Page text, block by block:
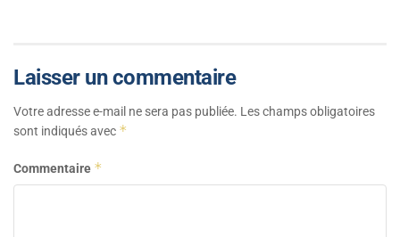
Laisser un commentaire
Votre adresse e-mail ne sera pas publiée. Les champs obligatoires
sont indiqués avec *
Commentaire *